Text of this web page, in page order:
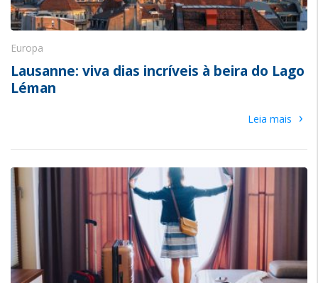
Europa
Lausanne: viva dias incríveis à beira do Lago
Léman
Leia mais ›